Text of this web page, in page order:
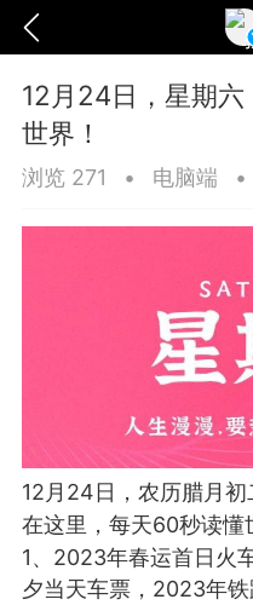
卡卡动
美业357 芯诗
12月24日，星期
世界！
浏览 271 • 电脑端 •
12月24日，农历腊月初
在这里，每天60秒读懂
1、2023年春运首日火
夕当天车票，2023年